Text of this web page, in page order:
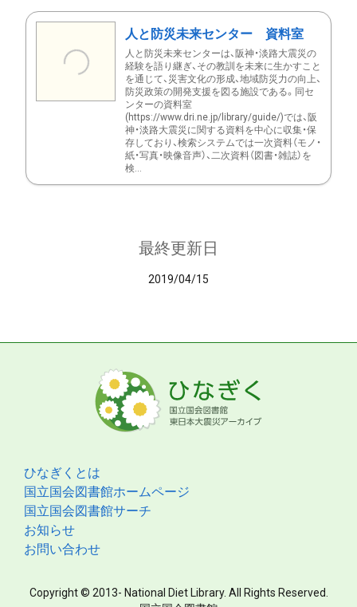
人と防災未来センター 資料室
人と防災未来センターは、阪神・淡路大震災の
経験を語り継ぎ、その教訓を未来に生かすこと
を通じて、災害文化の形成、地域防災力の向上、
防災政策の開発支援を図る施設である。同セ
ンターの資料室
(https://www.dri.ne.jp/library/guide/)では、阪
神・淡路大震災に関する資料を中心に収集・保
存しており、検索システムでは一次資料（モノ・
紙・写真・映像音声）、二次資料（図書・雑誌）を
検...
最終更新日
2019/04/15
ひなぎくとは
国立国会図書館ホームページ
国立国会図書館サーチ
お知らせ
お問い合わせ
Copyright © 2013- National Diet Library. All Rights Reserved.